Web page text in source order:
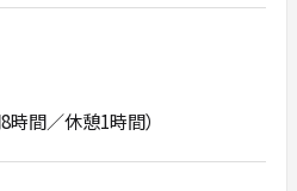
時間∕休憩1時間）